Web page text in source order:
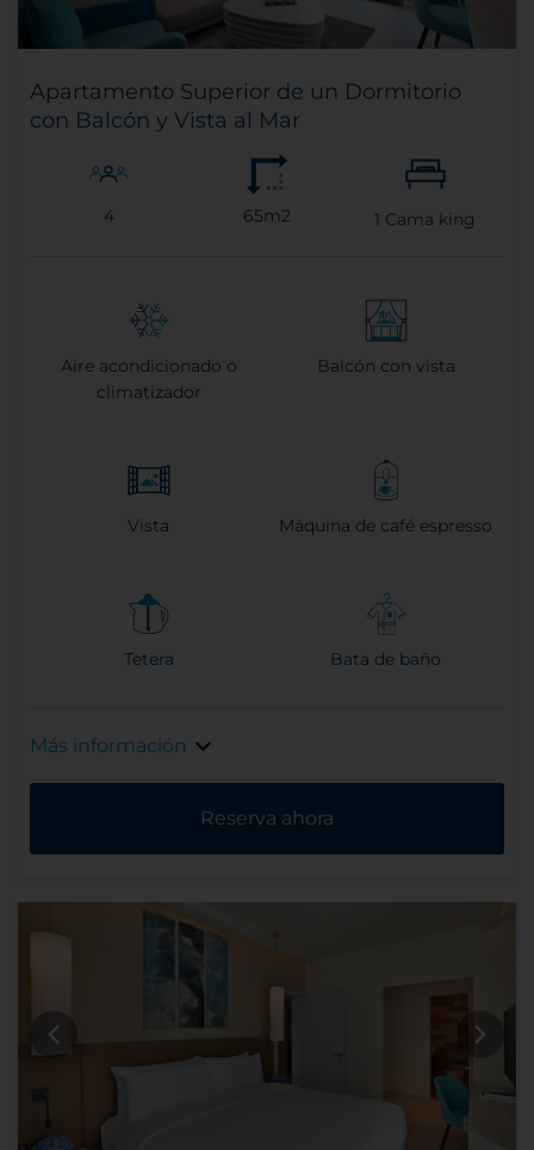
Apartamento Superior de un Dormitorio
con Balcón y Vista al Mar
4 65m2 1 Cama king
Aire acondicionado o
climatizador
Balcón con vista
Vista Máquina de café espresso
Tetera Bata de baño
Más información
Reserva ahora